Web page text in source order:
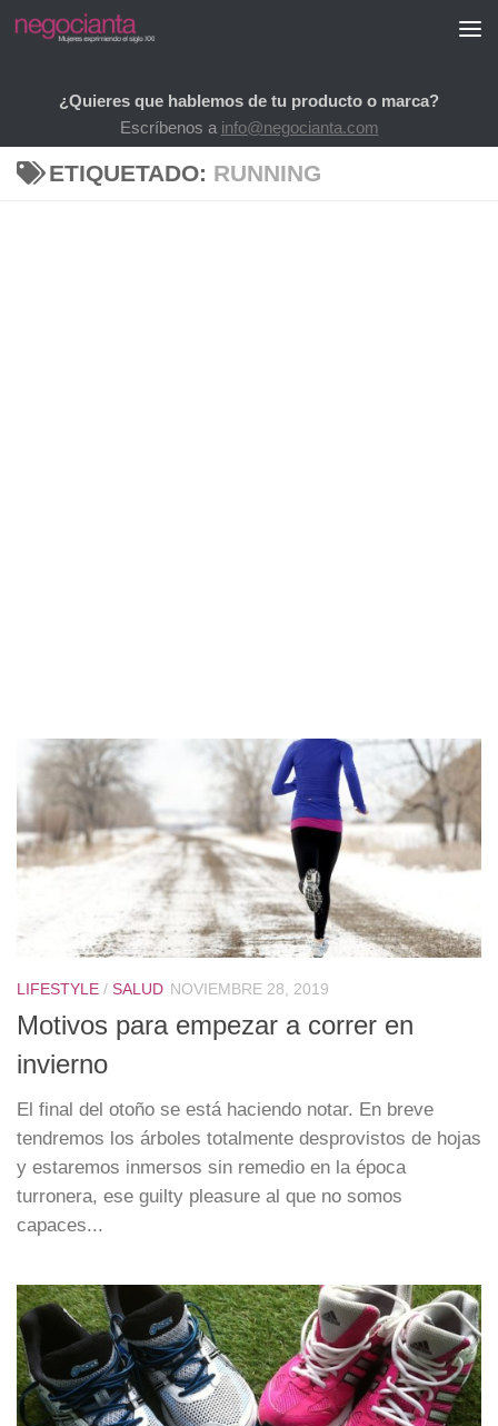
Saltar al contenido
¿Quieres que hablemos de tu producto o marca?
Escríbenos a info@negocianta.com
ETIQUETADO: RUNNING
LIFESTYLE / SALUD NOVIEMBRE 28, 2019
Motivos para empezar a correr en
invierno
El final del otoño se está haciendo notar. En breve
tendremos los árboles totalmente desprovistos de hojas
y estaremos inmersos sin remedio en la época
turronera, ese guilty pleasure al que no somos
capaces...